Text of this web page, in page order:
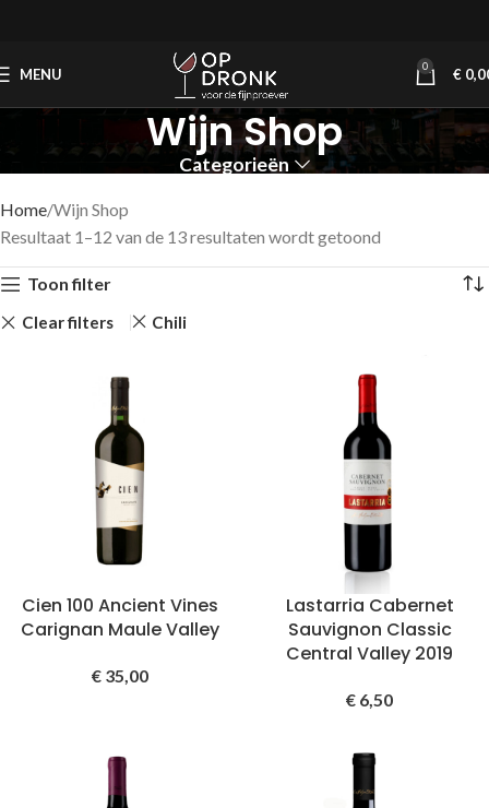
MENU 0 €
Wijn Shop
Categorieën
Home Wijn Shop
Resultaat 1–12 van de 13 resultaten wordt getoond
Toon filter
Clear filters Chili
Cien 100 Ancient Vines
Carignan Maule Valley
€35,00
Lastarria Cabernet
Sauvignon Classic
Central Valley 2019
€ 6,50